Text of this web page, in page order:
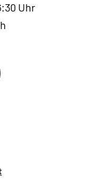
Uhr